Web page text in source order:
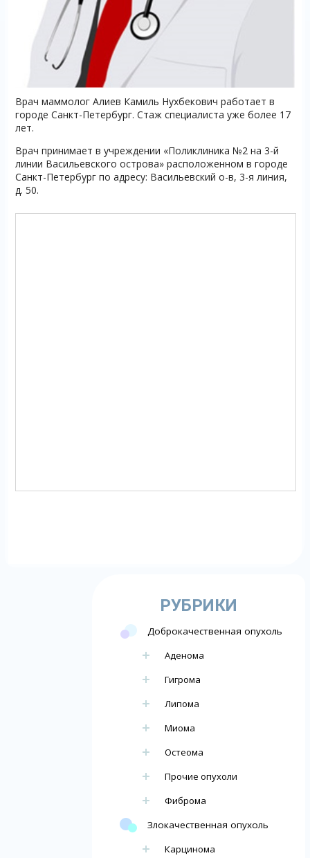
Врач маммолог Алиев Камиль Нухбекович работает в
городе Санкт-Петербург. Стаж специалиста уже более 17
лет.
Врач принимает в учреждении «Поликлиника №2 на 3-й
линии Васильевского острова» расположенном в городе
Санкт-Петербург по адресу: Васильевский о-в, 3-я линия,
д. 50.
РУБРИКИ
Доброкачественная опухоль
Аденома
Гигрома
Липома
Миома
Остеома
Прочие опухоли
Фиброма
Злокачественная опухоль
Карцинома